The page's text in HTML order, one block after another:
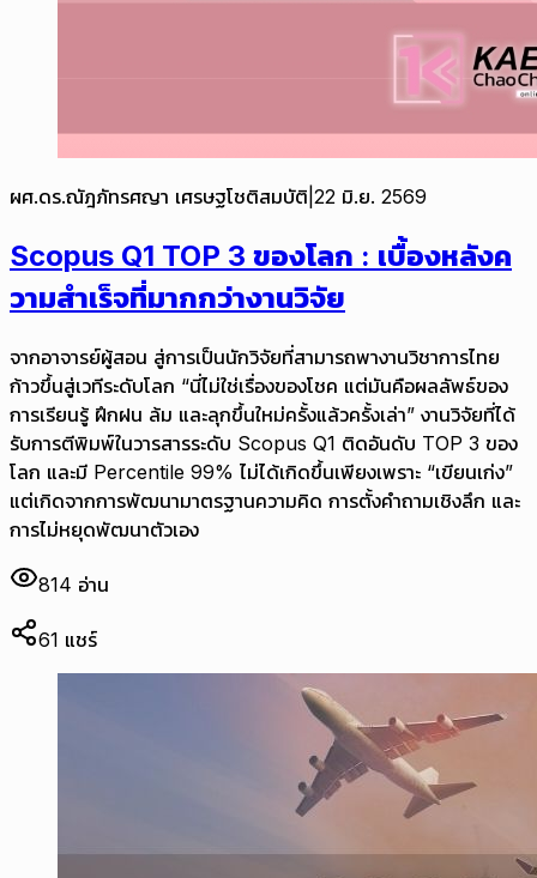
ผศ.ดร.ณัฎภัทรศญา เศรษฐโชติสมบัติ 22 มิ.ย. 2569
Scopus Q1 TOP 3 ของโลก : เบื้องหลังค
วามสำเร็จที่มากกว่างานวิจัย
จากอาจารย์ผู้สอน สู่การเป็นนักวิจัยที่สามารถพางานวิชาการไทย
ก้าวขึ้นสู่เวทีระดับโลก “นี่ไม่ใช่เรื่องของโชค แต่มันคือผลลัพธ์ของ
การเรียนรู้ ฝึกฝน ล้ม และลุกขึ้นใหม่ครั้งแล้วครั้งเล่า” งานวิจัยที่ได้
รับการตีพิมพ์ในวารสารระดับ Scopus Q1 ติดอันดับ TOP 3 ของ
โลก และมี Percentile 99% ไม่ได้เกิดขึ้นเพียงเพราะ “เขียนเก่ง”
แต่เกิดจากการพัฒนามาตรฐานความคิด การตั้งคำถามเชิงลึก และ
การไม่หยุดพัฒนาตัวเอง
814 อ่าน
61 แชร์